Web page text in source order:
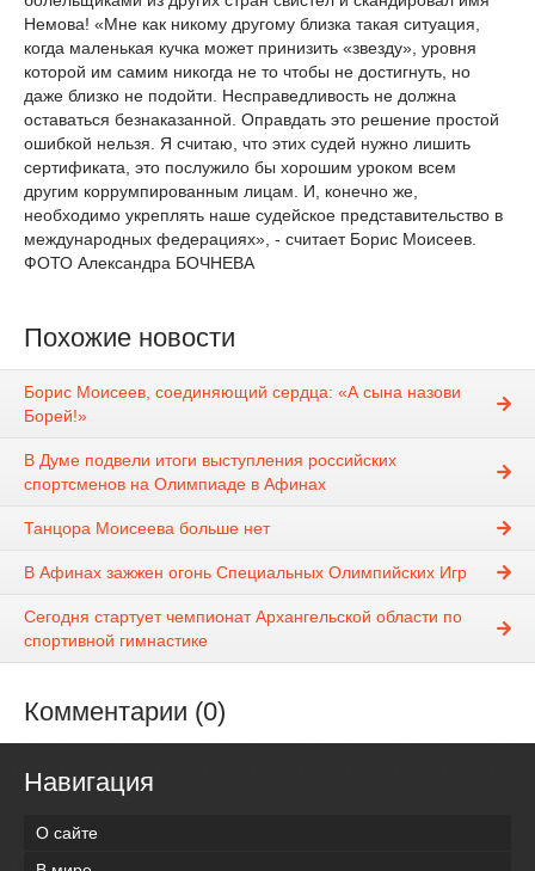
Немова! «Мне как никому другому близка такая ситуация,
когда маленькая кучка может принизить «звезду», уровня
которой им самим никогда не то чтобы не достигнуть, но
даже близко не подойти. Несправедливость не должна
оставаться безнаказанной. Оправдать это решение простой
ошибкой нельзя. Я считаю, что этих судей нужно лишить
сертификата, это послужило бы хорошим уроком всем
другим коррумпированным лицам. И, конечно же,
необходимо укреплять наше судейское представительство в
международных федерациях», - считает Борис Моисеев.
ФОТО Александра БОЧНЕВА
Похожие новости
Борис Моисеев, соединяющий сердца: «А сына назови
Борей!»
В Думе подвели итоги выступления российских
спортсменов на Олимпиаде в Афинах
Танцора Моисеева больше нет
В Афинах зажжен огонь Специальных Олимпийских Игр
Сегодня стартует чемпионат Архангельской области по
спортивной гимнастике
Комментарии (0)
Навигация
О сайте